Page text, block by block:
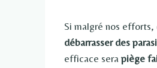
Si malgré nos
débarrasser des
efficace sera piège